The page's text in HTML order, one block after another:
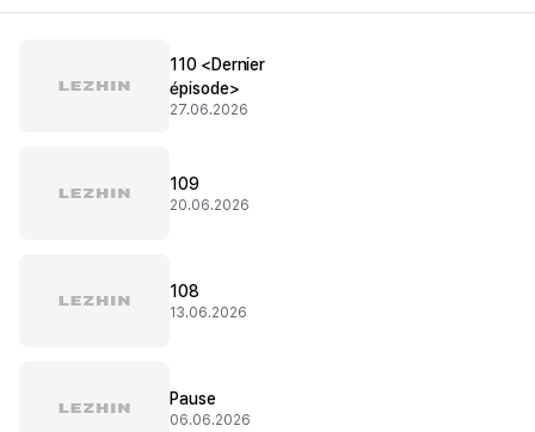
110 <Dernier
épisode>
27.06.2026
109
20.06.2026
108
13.06.2026
Pause
06.06.2026